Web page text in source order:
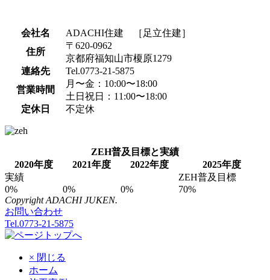
会社名
ADACHI住建 ［足立住建］
住所
〒620-0962
京都府福知山市榎原1279
連絡先
Tel.0773-21-5875
営業時間
月〜金：10:00〜18:00
土日祝日：11:00〜18:00
定休日
不定休
ZEH普及目標と実績
2020年度
2021年度 2022年度
2025年度
実績
ZEH普及目標
0%
0% 0%
70%
Copyright ADACHI JUKEN.
お問い合わせ
Tel.0773-21-5875
× 閉じる
ホーム